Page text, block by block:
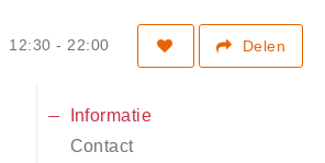
Delen
12:30 - 22:00
Informatie
Contact